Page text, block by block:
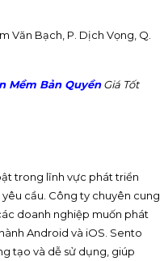
Văn Bạch, P. Dịch Vọng, Q.
Mềm Bản QuyềnGiá Tốt
trong lĩnh vực phát triển
cầu. Công ty chuyên cung
doanh nghiệp muốn phát
Android và iOS. Sento
tạo và dễ sử dụng, giúp